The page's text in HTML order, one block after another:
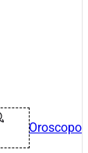
Oroscopo